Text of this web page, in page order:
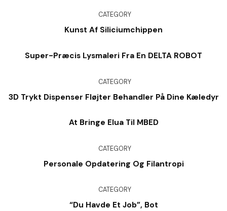
CATEGORY
Kunst Af Siliciumchippen
Super-Præcis Lysmaleri Fra En DELTA ROBOT
CATEGORY
3D Trykt Dispenser Fløjter Behandler På Dine Kæledyr
At Bringe Elua Til MBED
CATEGORY
Personale Opdatering Og Filantropi
CATEGORY
“Du Havde Et Job”, Bot